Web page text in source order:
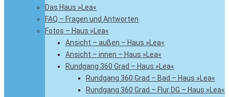
Das Haus »Lea«
FAQ – Fragen und Antworten
Fotos – Haus »Lea«
Ansicht – außen – Haus »Lea«
Ansicht – innen – Haus »Lea«
Rundgang 360 Grad – Haus »Lea«
Rundgang 360 Grad – Bad – Haus »Lea«
Rundgang 360 Grad – Flur DG – Haus »Lea«